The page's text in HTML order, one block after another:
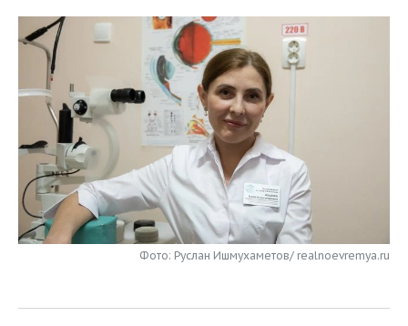
КОМУ ПРИНАДЛЕЖАТ
ТОРГОВЫЕ ЦЕНТРЫ
ТАТАРСТАНА
БЮДЖЕТ
ИНВЕСТИЦИИ
АГРОПРОМ
МАШИНОСТРОЕНИЕ
НЕФТЕХИМИЯ
НЕФТЬ
ОПК
ЭНЕРГЕТИКА
НОВОСТИ АВТО
БИЗНЕС
НОВОСТИ БИЗНЕСА
РОЗНИЧНАЯ ТОРГОВЛЯ
ТРАНСПОРТ
УСЛУГИ
ТЕХНОЛОГИИ
НОВОСТИ ТЕХНОЛОГИЙ
IT
МЕДИА
ТЕЛЕКОММУНИКАЦИИ
МЕРОПРИЯТИЯ
НОВОСТИ МЕРОПРИЯТИЙ
ВЫЕЗДНАЯ РЕДАКЦИЯ
БИЗНЕС-БРАНЧИ
СПОРТ
НОВОСТИ СПОРТА
ОБЩЕСТВО
НОВОСТИ ОБЩЕСТВАФото: Руслан Ишмухаметов/ realnoevremya.ru